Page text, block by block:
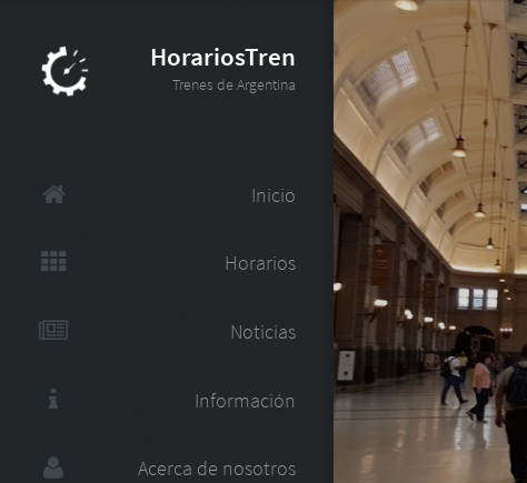
HorariosTren
Trenes de Argentina
Inicio
Horarios
Noticias
Información
Acerca de nosotros